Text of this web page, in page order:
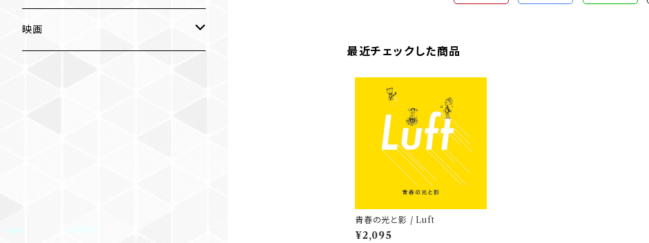
最近チェックした商品
青春の光と影 / Luft
¥2,095
ミャンマー伝統音楽
映画